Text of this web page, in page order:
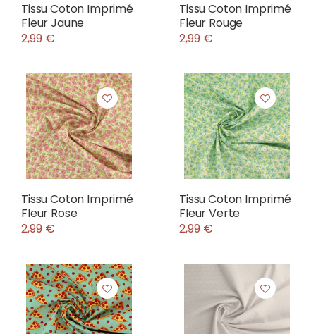
Tissu Coton Imprimé
Fleur Jaune
2,99 €
Tissu Coton Imprimé
Fleur Rouge
2,99 €
Tissu Coton Imprimé
Fleur Rose
2,99 €
Tissu Coton Imprimé
Fleur Verte
2,99 €